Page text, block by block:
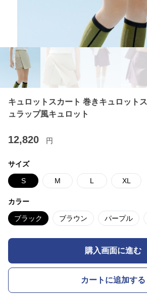
キュロットスカート 巻きキュロット
ュラップ風キュロット
12,820 円
サイズ
S M L XL
カラー
ブラック ブラウン パープル
購入画面に進む
カートに追加する